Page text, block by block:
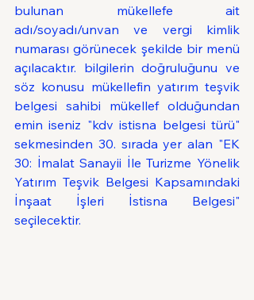
bulunan mükellefe ait
adı/soyadı/unvan ve vergi kimlik
numarası görünecek şekilde bir menü
açılacaktır. bilgilerin doğruluğunu ve
söz konusu mükellefin yatırım teşvik
belgesi sahibi mükellef olduğundan
emin iseniz "kdv istisna belgesi türü"
sekmesinden 30. sırada yer alan "EK
30: İmalat Sanayii İle Turizme Yönelik
Yatırım Teşvik Belgesi Kapsamındaki
İnşaat İşleri İstisna Belgesi"
seçilecektir.